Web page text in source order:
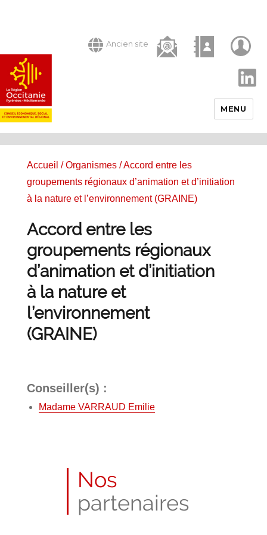
Ancien site
MENU
Accueil /Organismes/ Accord entre les
groupements régionaux d’animation et d’initiation
à la nature et l’environnement (GRAINE)
Accord entre les
groupements régionaux
d’animation et d’initiation
à la nature et
l’environnement
(GRAINE)
Conseiller(s) :
Madame VARRAUD Emilie
Nos
partenaires